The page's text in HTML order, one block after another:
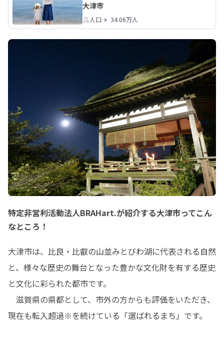
大津市
人口 34.06万人
特定非営利活動法人BRAHart.が紹介する大津市ってこん
なところ！
大津市は、比良・比叡の山並みとびわ湖に代表される自然
と、様々な歴史の舞台となった豊かな文化財を有する歴史
と文化に彩られた都市です。
滋賀県の県都として、市外の方からも評価をいただき、
現在も転入超過※を続けている「選ばれるまち」です。